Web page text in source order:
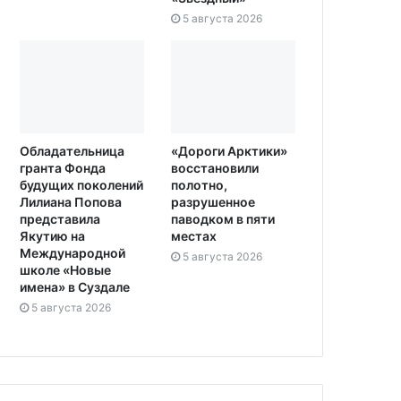
5 августа 2026
Обладательница
гранта Фонда
будущих поколений
Лилиана Попова
представила
Якутию на
Международной
школе «Новые
имена» в Суздале
5 августа 2026
«Дороги Арктики»
восстановили
полотно,
разрушенное
паводком в пяти
местах
5 августа 2026